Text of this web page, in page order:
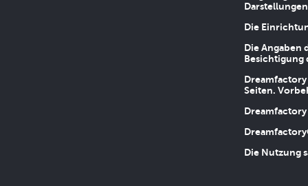
Die
Die
Besichtigung
Seiten.
Die Nutzung